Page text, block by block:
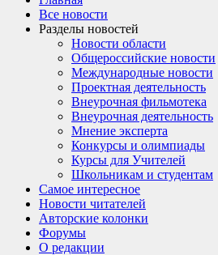
Все новости
Разделы новостей
Новости области
Общероссийские новости
Международные новости
Проектная деятельность
Внеурочная фильмотека
Внеурочная деятельность
Мнение эксперта
Конкурсы и олимпиады
Курсы для Учителей
Школьникам и студентам
Самое интересное
Новости читателей
Авторские колонки
Форумы
О редакции